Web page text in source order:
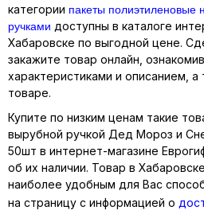
категории пакеты полиэтиленовые
ручками доступны в каталоге
Хабаровске по выгодной цене.
закажите товар онлайн,
характеристиками и описанием,
товаре.
Купите по низким ценам такие
вырубной ручкой Дед Мороз и
50шт в интернет-магазине
об их наличии. Товар в
наиболее удобным для Вас
на страницу с информацией о